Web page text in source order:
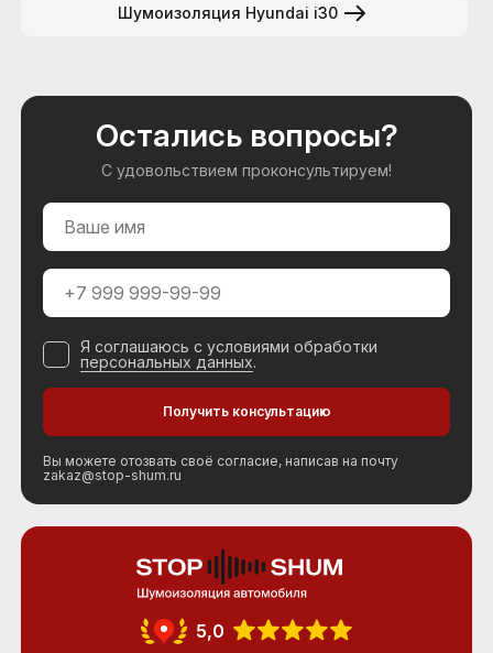
Шумоизоляция Hyundai i30
Остались вопросы?
С удовольствием проконсультируем!
Я соглашаюсь с условиями обработки
персональных данных.
Вы можете отозвать своё согласие, написав на почту
zakaz@stop-shum.ru
5,0